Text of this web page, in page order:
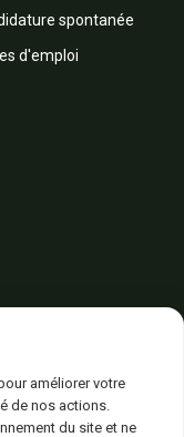
spontanée
d'emploi
améliorer votre
de nos actions.
du site et ne